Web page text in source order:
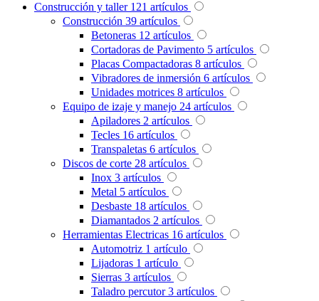
Construcción y taller 121 artículos
Construcción 39 artículos
Betoneras 12 artículos
Cortadoras de Pavimento 5 artículos
Placas Compactadoras 8 artículos
Vibradores de inmersión 6 artículos
Unidades motrices 8 artículos
Equipo de izaje y manejo 24 artículos
Apiladores 2 artículos
Tecles 16 artículos
Transpaletas 6 artículos
Discos de corte 28 artículos
Inox 3 artículos
Metal 5 artículos
Desbaste 18 artículos
Diamantados 2 artículos
Herramientas Electricas 16 artículos
Automotriz 1 artículo
Lijadoras 1 artículo
Sierras 3 artículos
Taladro percutor 3 artículos